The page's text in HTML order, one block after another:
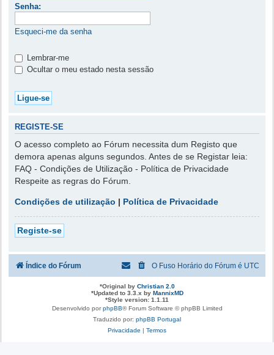
Senha:
Esqueci-me da senha
Lembrar-me
Ocultar o meu estado nesta sessão
REGISTE-SE
O acesso completo ao Fórum necessita dum Registo que
demora apenas alguns segundos. Antes de se Registar leia:
FAQ - Condições de Utilização - Política de Privacidade
Respeite as regras do Fórum.
Condições de utilização | Política de Privacidade
Registe-se
Índice do Fórum O Fuso Horário do Fórum é UTC
*Original by Christian 2.0
*Updated to 3.3.x by MannixMD
*Style version: 1.1.11
Desenvolvido porphpBB® Forum Software © phpBB Limited
Traduzido por: phpBB Portugal
Privacidade | Termos